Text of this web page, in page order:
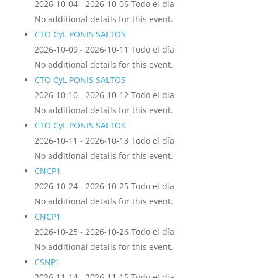
2026-10-04 - 2026-10-06 Todo el día
No additional details for this event.
CTO CyL PONIS SALTOS
2026-10-09 - 2026-10-11 Todo el día
No additional details for this event.
CTO CyL PONIS SALTOS
2026-10-10 - 2026-10-12 Todo el día
No additional details for this event.
CTO CyL PONIS SALTOS
2026-10-11 - 2026-10-13 Todo el día
No additional details for this event.
CNCP1
2026-10-24 - 2026-10-25 Todo el día
No additional details for this event.
CNCP1
2026-10-25 - 2026-10-26 Todo el día
No additional details for this event.
CSNP1